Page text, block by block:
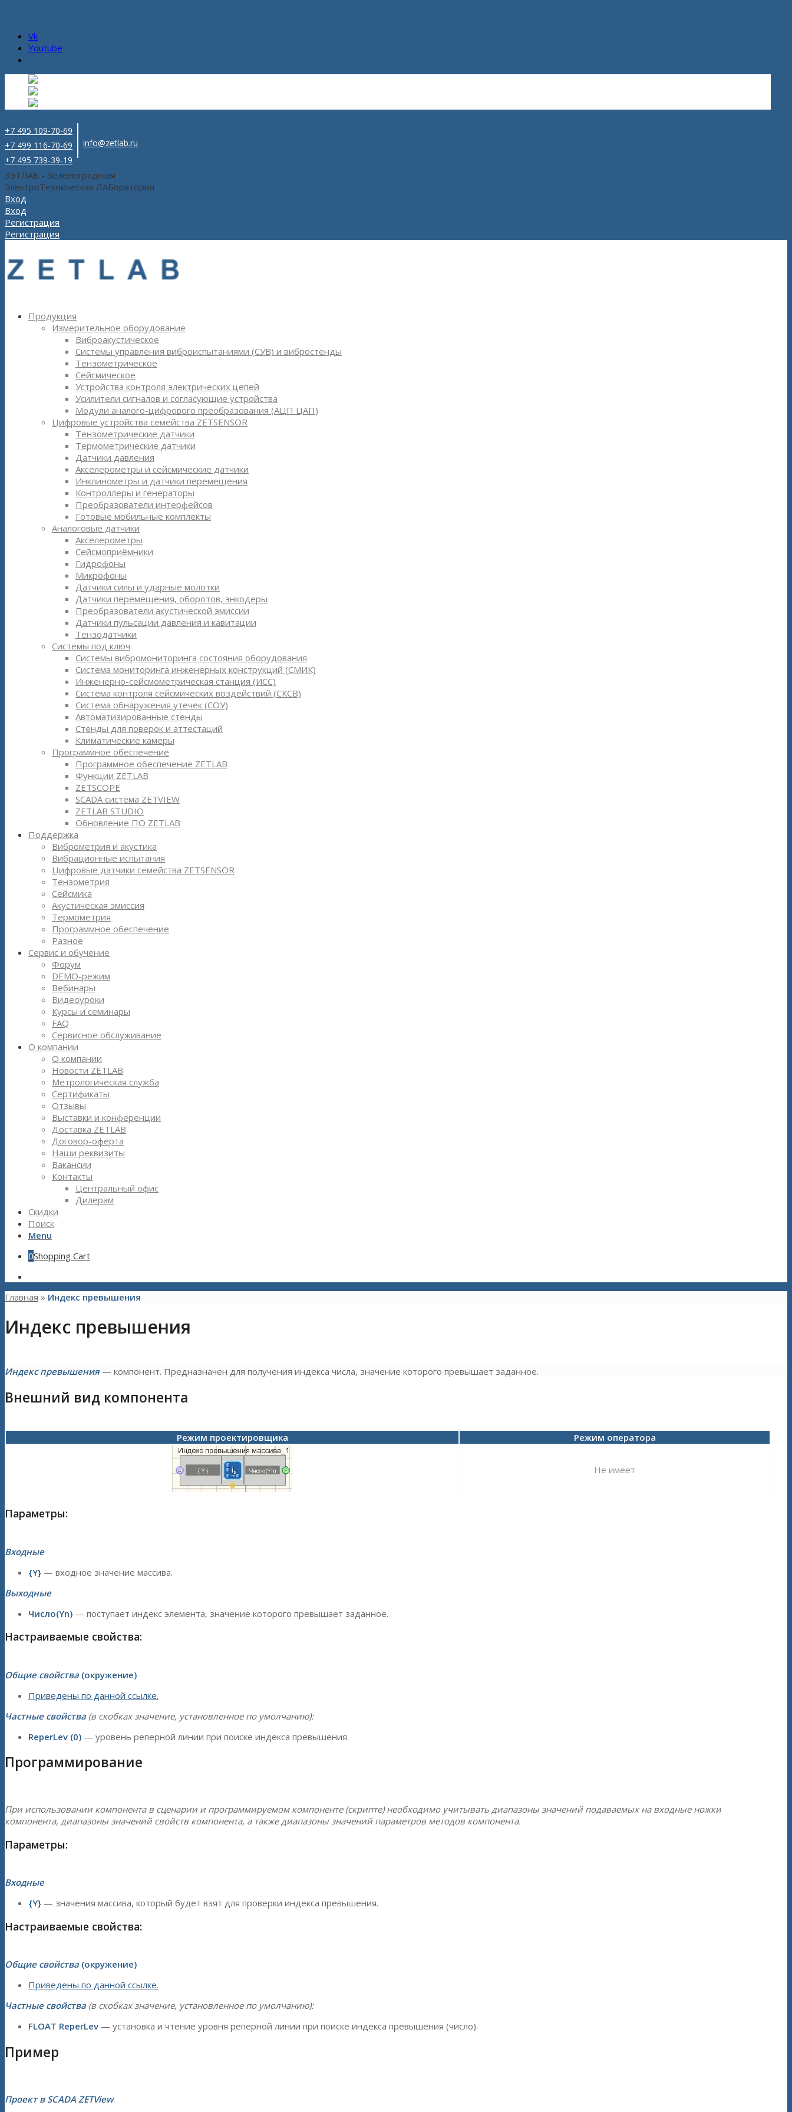
Vk
Youtube
+7 495 109-70-69
+7 499 116-70-69
+7 495 739-39-19
info@zetlab.ru
ЗЭТЛАБ - Зеленоградская
ЭлектроТехническая ЛАБоратория
Вход
Вход
Регистрация
Регистрация
Продукция
Измерительное оборудование
Виброакустическое
Системы управления виброиспытаниями (СУВ) и вибростенды
Тензометрическое
Сейсмическое
Устройства контроля электрических цепей
Усилители сигналов и согласующие устройства
Модули аналого-цифрового преобразования (АЦП ЦАП)
Цифровые устройства семейства ZETSENSOR
Тензометрические датчики
Термометрические датчики
Датчики давления
Акселерометры и сейсмические датчики
Инклинометры и датчики перемещения
Контроллеры и генераторы
Преобразователи интерфейсов
Готовые мобильные комплекты
Аналоговые датчики
Акселерометры
Сейсмоприёмники
Гидрофоны
Микрофоны
Датчики силы и ударные молотки
Датчики перемещения, оборотов, энкодеры
Преобразователи акустической эмиссии
Датчики пульсации давления и кавитации
Тензодатчики
Системы под ключ
Системы вибромониторинга состояния оборудования
Система мониторинга инженерных конструкций (СМИК)
Инженерно-сейсмометрическая станция (ИСС)
Система контроля сейсмических воздействий (СКСВ)
Система обнаружения утечек (СОУ)
Автоматизированные стенды
Стенды для поверок и аттестаций
Климатические камеры
Программное обеспечение
Программное обеспечение ZETLAB
Функции ZETLAB
ZETSCOPE
SCADA система ZETVIEW
ZETLAB STUDIO
Обновление ПО ZETLAB
Поддержка
Виброметрия и акустика
Вибрационные испытания
Цифровые датчики семейства ZETSENSOR
Тензометрия
Сейсмика
Акустическая эмиссия
Термометрия
Программное обеспечение
Разное
Сервис и обучение
Форум
DEMO-режим
Вебинары
Видеоуроки
Курсы и семинары
FAQ
Сервисное обслуживание
О компании
О компании
Новости ZETLAB
Метрологическая служба
Сертификаты
Отзывы
Выставки и конференции
Доставка ZETLAB
Договор-оферта
Наши реквизиты
Вакансии
Контакты
Центральный офис
Дилерам
Скидки
Поиск
Menu
0Shopping Cart
Главная » Индекс превышения
Индекс превышения
Индекс превышения — компонент. Предназначен для получения индекса числа, значение которого превышает заданное.
Внешний вид компонента
Режим проектировщика Режим оператора
Не имеет
Параметры:
Входные
{Y} — входное значение массива.
Выходные
Число(Yn) — поступает индекс элемента, значение которого превышает заданное.
Настраиваемые свойства:
Общие свойства (окружение)
Приведены по данной ссылке.
Частные свойства (в скобках значение, установленное по умолчанию):
ReperLev (0) — уровень реперной линии при поиске индекса превышения.
Программирование
При использовании компонента в сценарии и программируемом компоненте (скрипте) необходимо учитывать диапазоны значений подаваемых на входные ножки
компонента, диапазоны значений свойств компонента, а также диапазоны значений параметров методов компонента.
Параметры:
Входные
{Y} — значения массива, который будет взят для проверки индекса превышения.
Настраиваемые свойства:
Общие свойства (окружение)
Приведены по данной ссылке.
Частные свойства (в скобках значение, установленное по умолчанию):
FLOAT ReperLev — установка и чтение уровня реперной линии при поиске индекса превышения (число).
Пример
Проект в SCADA ZETView